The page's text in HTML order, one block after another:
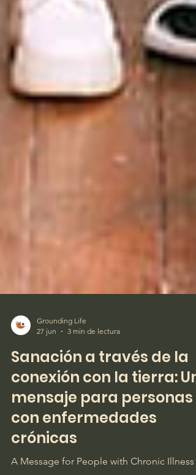
27 jun
3 min de lectura
Sanación a través de la
conexión con la tierra: Un
mensaje para personas
con enfermedades
crónicas